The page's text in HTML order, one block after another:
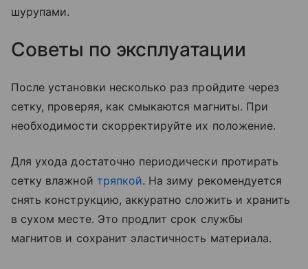
шурупами.
Советы по эксплуатации
После установки несколько раз пройдите через
сетку, проверяя, как смыкаются магниты. При
необходимости скорректируйте их положение.
Для ухода достаточно периодически протирать
сетку влажной тряпкой. На зиму рекомендуется
снять конструкцию, аккуратно сложить и хранить
в сухом месте. Это продлит срок службы
магнитов и сохранит эластичность материала.